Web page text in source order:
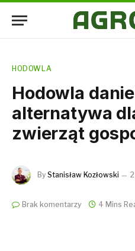
HODOWLA
Hodowla
alternatywa
zwierząt
By Stanisław Kozłowski
Brak komentarzy 4 Mins